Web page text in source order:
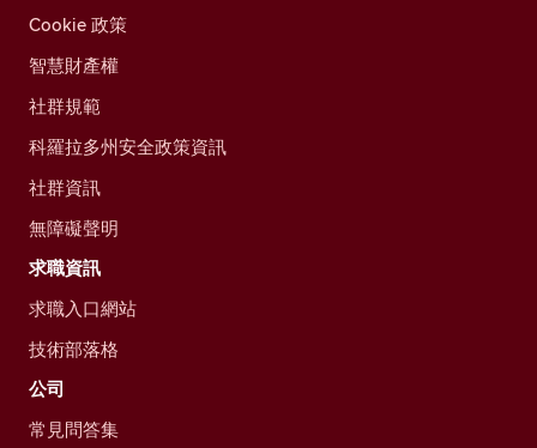
Cookie 政策
智慧財產權
社群規範
科羅拉多州安全政策資訊
社群資訊
無障礙聲明
求職資訊
求職入口網站
技術部落格
公司
常見問答集